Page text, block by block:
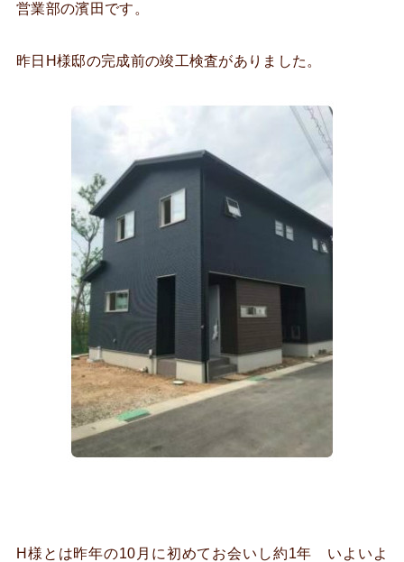
営業部の濱田です。
昨日H様邸の完成前の竣工検査がありました。
H様とは昨年の10月に初めてお会いし約1年 いよいよ